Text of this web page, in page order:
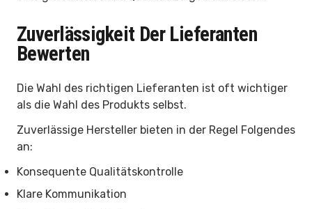
Zuverlässigkeit Der Lieferanten
Bewerten
Die Wahl des richtigen Lieferanten ist oft wichtiger
als die Wahl des Produkts selbst.
Zuverlässige Hersteller bieten in der Regel Folgendes
an:
Konsequente Qualitätskontrolle
Klare Kommunikation